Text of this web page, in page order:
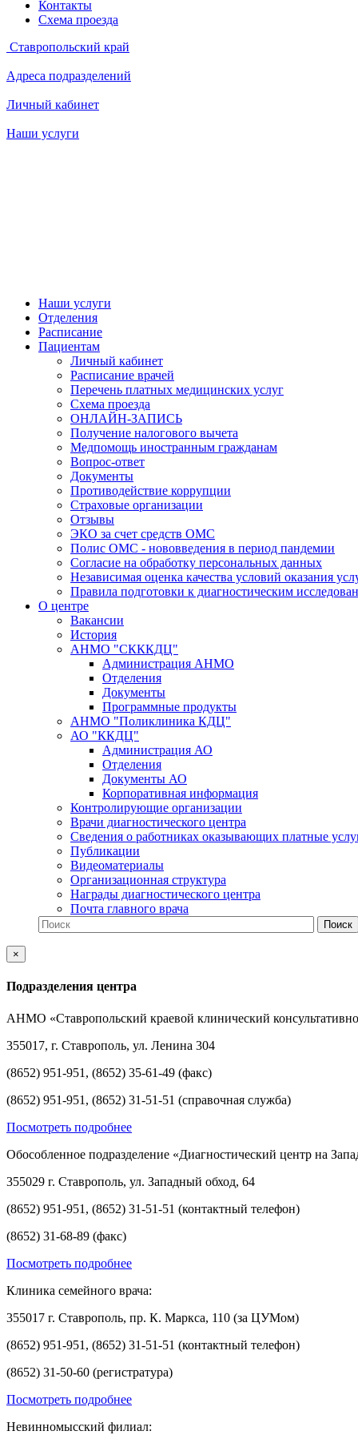
Контакты
Схема проезда
Ставропольский край
Адреса подразделений
Личный кабинет
Наши услуги
Наши услуги
Отделения
Расписание
Пациентам
Личный кабинет
Расписание врачей
Перечень платных медицинских услуг
Схема проезда
ОНЛАЙН-ЗАПИСЬ
Получение налогового вычета
Медпомощь иностранным гражданам
Вопрос-ответ
Документы
Противодействие коррупции
Страховые организации
Отзывы
ЭКО за счет средств ОМС
Полис ОМС - нововведения в период пандемии
Согласие на обработку персональных данных
Независимая оценка качества условий оказания
Правила подготовки к диагностическим
О центре
Вакансии
История
АНМО "СКККДЦ"
Администрация АНМО
Отделения
Документы
Программные продукты
АНМО "Поликлиника КДЦ"
АО "ККДЦ"
Администрация АО
Отделения
Документы АО
Корпоративная информация
Контролирующие организации
Врачи диагностического центра
Сведения о работниках оказывающих платные
Публикации
Видеоматериалы
Организационная структура
Награды диагностического центра
Почта главного врача
×
Подразделения центра
АНМО «Ставропольский краевой клинический
355017, г. Ставрополь, ул. Ленина 304
(8652) 951-951, (8652) 35-61-49 (факс)
(8652) 951-951, (8652) 31-51-51 (справочная служба)
Посмотреть подробнее
Обособленное подразделение «Диагностический центр на
355029 г. Ставрополь, ул. Западный обход, 64
(8652) 951-951, (8652) 31-51-51 (контактный телефон)
(8652) 31-68-89 (факс)
Посмотреть подробнее
Клиника семейного врача:
355017 г. Ставрополь, пр. К. Маркса, 110 (за ЦУМом)
(8652) 951-951, (8652) 31-51-51 (контактный телефон)
(8652) 31-50-60 (регистратура)
Посмотреть подробнее
Невинномысский филиал: